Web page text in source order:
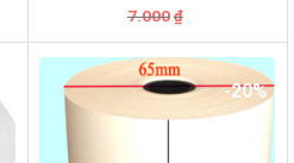
7.000 ₫
là:
7.000₫.
tại
là:
5.800₫.
-20%